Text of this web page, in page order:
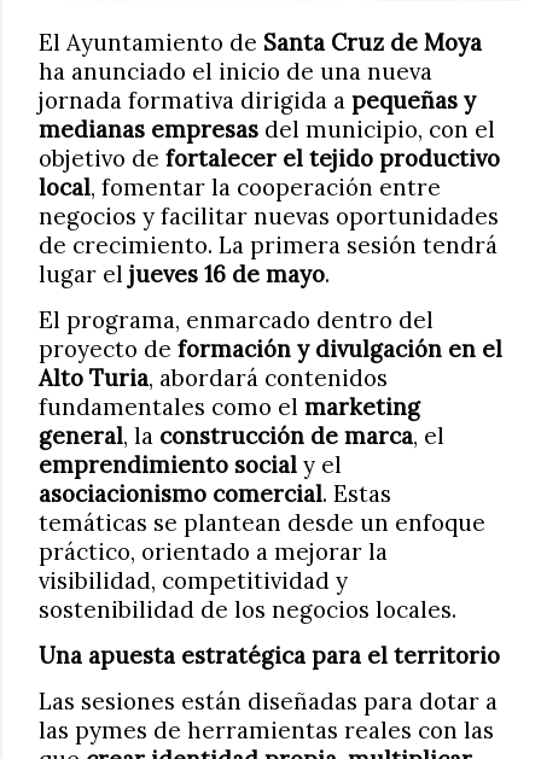
El Ayuntamiento de Santa Cruz de Moya
ha anunciado el inicio de una nueva
jornada formativa dirigida a pequeñas y
medianas empresas del municipio, con el
objetivo de fortalecer el tejido productivo
local, fomentar la cooperación entre
negocios y facilitar nuevas oportunidades
de crecimiento. La primera sesión tendrá
lugar el jueves 16 de mayo.
El programa, enmarcado dentro del
proyecto de formación y divulgación en el
Alto Turia, abordará contenidos
fundamentales como el marketing
general, la construcción de marca, el
emprendimiento social y el
asociacionismo comercial. Estas
temáticas se plantean desde un enfoque
práctico, orientado a mejorar la
visibilidad, competitividad y
sostenibilidad de los negocios locales.
Una apuesta estratégica para el territorio
Las sesiones están diseñadas para dotar a
las pymes de herramientas reales con las